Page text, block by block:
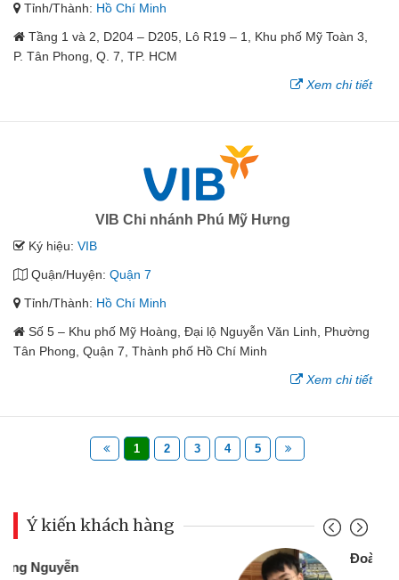
Tỉnh/Thành: Hồ Chí Minh
Tầng 1 và 2, D204 – D205, Lô R19 – 1, Khu phố Mỹ Toàn 3,
P. Tân Phong, Q. 7, TP. HCM
Xem chi tiết
VIB Chi nhánh Phú Mỹ Hưng
Ký hiệu: VIB
Quận/Huyện: Quận 7
Tỉnh/Thành: Hồ Chí Minh
Số 5 – Khu phố Mỹ Hoàng, Đại lộ Nguyễn Văn Linh, Phường
Tân Phong, Quận 7, Thành phố Hồ Chí Minh
Xem chi tiết
1 2 3 4 5
Ý kiến khách hàng